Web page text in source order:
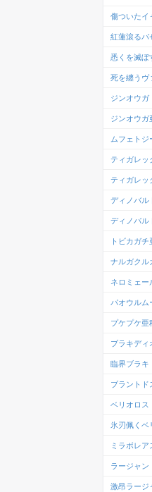
傷ついたイ
紅蓮滾るバ
悉くを滅ぼ
死を纏うヴ
ジンオウガ
ジンオウガ
ムフェトジ
ティガレッ
ティガレッ
ディノバル
ディノバル
トビカガチ
ナルガクル
ネロミェー
パオウルム
プケプケ亜
ブラキディ
臨界ブラキ
ブラントド
ベリオロス
氷刃佩くベ
ミラボレア
ラージャン
激昂ラージ